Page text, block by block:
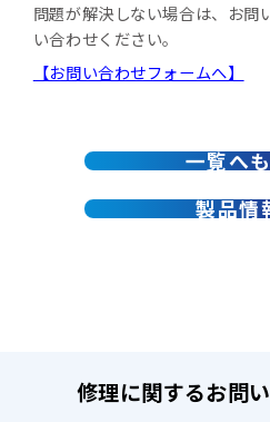
問題が解決しない場合は、お問
い合わせください。
【お問い合わせフォームへ】
一覧へ
製品情
修理に関するお問